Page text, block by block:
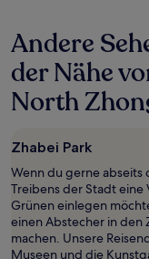
Andere
der Nähe
North
Zhabei Park
Wenn du gerne abseits
Treibens der Stadt eine
Grünen einlegen
einen Abstecher in den
machen. Unsere
Museen und die